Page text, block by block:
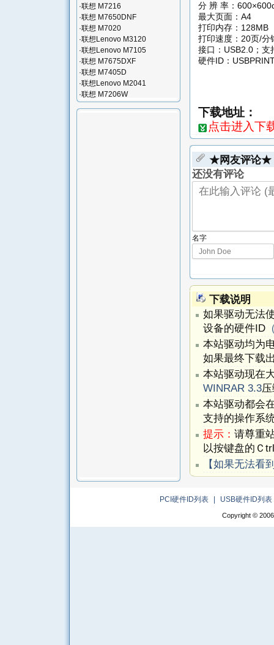
分 辨 率：
最大页面：A4
打印内存：128MB
打印速度：20页/分
接口：USB2.0；支
硬件ID：
下载地址：
点击进入下
★网友评论★
还没有评论
名字
下载说明
如果驱动无法
设备的硬件ID
本站驱动均为
如果最终下载
本站驱动现在
WINRAR 3.3
本站驱动都会
支持的操作系
提示： 请尊重
以按键盘的Ｃ
【如果无法看
·联想 M7216
·联想 M7650DNF
·联想 M7020
·联想Lenovo M3120
·联想Lenovo M7105
·联想 M7675DXF
·联想 M7405D
·联想Lenovo M2041
·联想 M7206W
PCI硬件ID列表 USB硬件ID列表
Copyright ©